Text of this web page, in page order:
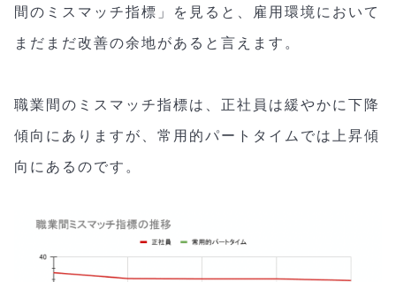
間のミスマッチ指標」を見ると、雇用環境において
まだまだ改善の余地があると言えます。
職業間のミスマッチ指標は、正社員は緩やかに下降
傾向にありますが、常用的パートタイムでは上昇傾
向にあるのです。